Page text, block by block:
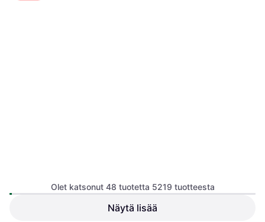
Olet katsonut 48 tuotetta 5219 tuotteesta
Näytä lisää